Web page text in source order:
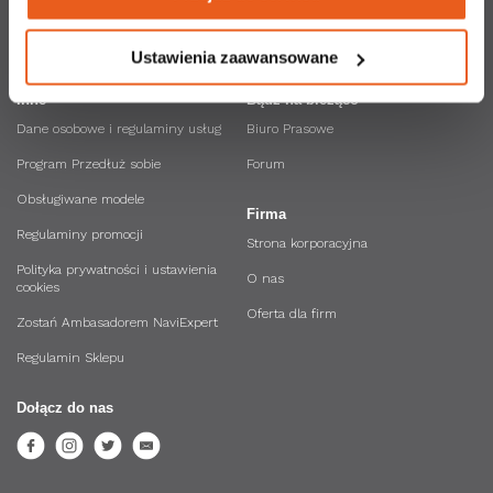
Ustawienia zaawansowane
API NaviExpert
Bądź na bieżąco
Biuro Prasowe
Forum
Firma
Strona korporacyjna
O nas
Oferta dla firm
Inne
Dane osobowe i regulaminy usług
Program Przedłuż sobie
Obsługiwane modele
Regulaminy promocji
Polityka prywatności i ustawienia
cookies
Zostań Ambasadorem NaviExpert
Regulamin Sklepu
Dołącz do nas